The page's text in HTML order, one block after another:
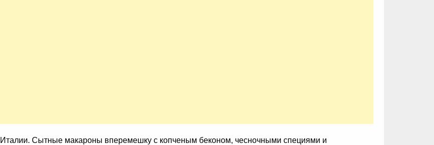
Сытные макароны вперемешку с копченым беконом, чесночными специями и